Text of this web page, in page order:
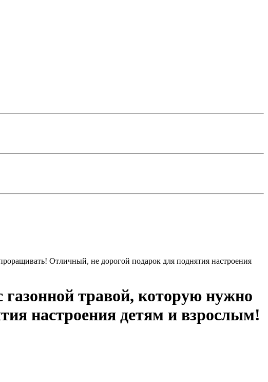
Отличный, не дорогой подарок для поднятия настроения
травой, которую нужно
настроения детям и взрослым!